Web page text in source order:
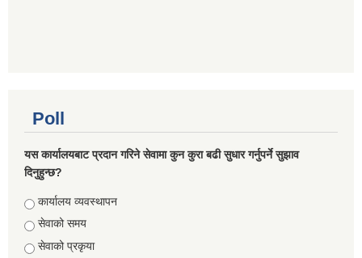
Poll
यस कार्यालयबाट प्रदान गरिने सेवामा कुन कुरा बढी सुधार गर्नुपर्ने सुझाव
दिनुहुन्छ?
Choices
कार्यालय व्यवस्थापन
सेवाको समय
सेवाको प्रकृया